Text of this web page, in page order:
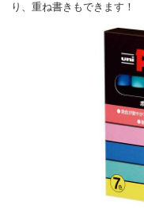
り、重ね書きもできます！